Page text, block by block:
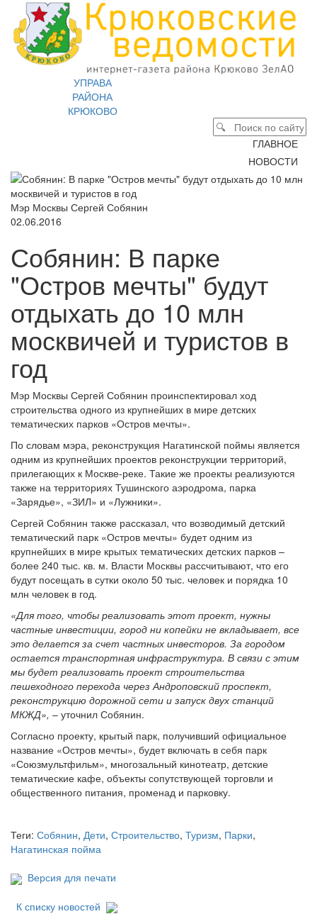
УПРАВА
РАЙОНА
КРЮКОВО
ГЛАВНОЕ
НОВОСТИ
Мэр Москвы Сергей Собянин
02.06.2016
Собянин: В парке
"Остров мечты" будут
отдыхать до 10 млн
москвичей и туристов в
год
Мэр Москвы Сергей Собянин проинспектировал ход
строительства одного из крупнейших в мире детских
тематических парков «Остров мечты».
По словам мэра, реконструкция Нагатинской поймы является
одним из крупнейших проектов реконструкции территорий,
прилегающих к Москве-реке. Такие же проекты реализуются
также на территориях Тушинского аэродрома, парка
«Зарядье», «ЗИЛ» и «Лужники».
Сергей Собянин также рассказал, что возводимый детский
тематический парк «Остров мечты» будет одним из
крупнейших в мире крытых тематических детских парков –
более 240 тыс. кв. м. Власти Москвы рассчитывают, что его
будут посещать в сутки около 50 тыс. человек и порядка 10
млн человек в год.
«Для того, чтобы реализовать этот проект, нужны
частные инвестиции, город ни копейки не вкладывает, все
это делается за счет частных инвесторов. За городом
остается транспортная инфраструктура. В связи с этим
мы будет реализовать проект строительства
пешеходного перехода через Андроповский проспект,
реконструкцию дорожной сети и запуск двух станций
МКЖД», – уточнил Собянин.
Согласно проекту, крытый парк, получивший официальное
название «Остров мечты», будет включать в себя парк
«Союзмультфильм», многозальный кинотеатр, детские
тематические кафе, объекты сопутствующей торговли и
общественного питания, променад и парковку.
Теги: Собянин, Дети, Строительство, Туризм, Парки,
Нагатинская пойма
Версия для печати
К списку новостей